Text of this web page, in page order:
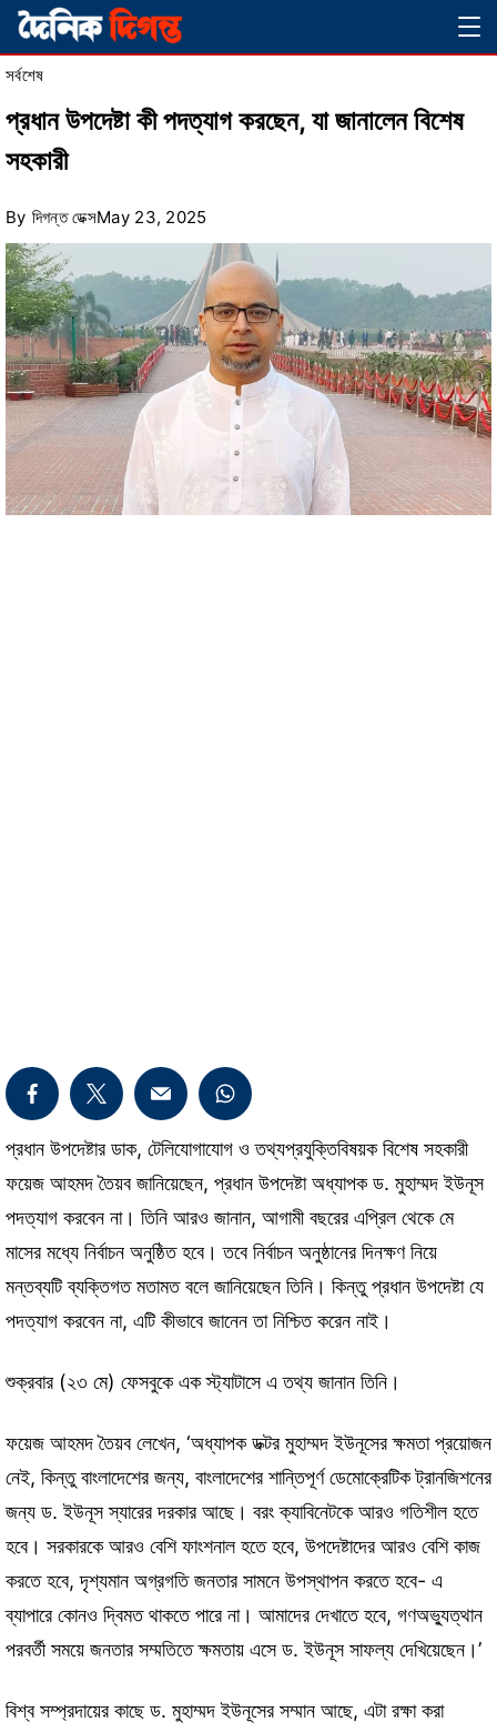
Skip
to
content
সর্বশেষ
প্রধান উপদেষ্টা কী পদত্যাগ করছেন, যা জানালেন বিশেষ
সহকারী
By দিগন্ত ডেক্সMay 23, 2025
প্রধান উপদেষ্টার ডাক, টেলিযোগাযোগ ও তথ্যপ্রযুক্তিবিষয়ক বিশেষ সহকারী
ফয়েজ আহমদ তৈয়ব জানিয়েছেন, প্রধান উপদেষ্টা অধ্যাপক ড. মুহাম্মদ ইউনূস
পদত্যাগ করবেন না। তিনি আরও জানান, আগামী বছরের এপ্রিল থেকে মে
মাসের মধ্যে নির্বাচন অনুষ্ঠিত হবে। তবে নির্বাচন অনুষ্ঠানের দিনক্ষণ নিয়ে
মন্তব্যটি ব্যক্তিগত মতামত বলে জানিয়েছেন তিনি। কিন্তু প্রধান উপদেষ্টা যে
পদত্যাগ করবেন না, এটি কীভাবে জানেন তা নিশ্চিত করেন নাই।
শুক্রবার (২৩ মে) ফেসবুকে এক স্ট্যাটাসে এ তথ্য জানান তিনি।
ফয়েজ আহমদ তৈয়ব লেখেন, ‘অধ্যাপক ডক্টর মুহাম্মদ ইউনূসের ক্ষমতা প্রয়োজন
নেই, কিন্তু বাংলাদেশের জন্য, বাংলাদেশের শান্তিপূর্ণ ডেমোক্রেটিক ট্রানজিশনের
জন্য ড. ইউনূস স্যারের দরকার আছে। বরং ক্যাবিনেটকে আরও গতিশীল হতে
হবে। সরকারকে আরও বেশি ফাংশনাল হতে হবে, উপদেষ্টাদের আরও বেশি কাজ
করতে হবে, দৃশ্যমান অগ্রগতি জনতার সামনে উপস্থাপন করতে হবে- এ
ব্যাপারে কোনও দ্বিমত থাকতে পারে না। আমাদের দেখাতে হবে, গণঅভ্যুত্থান
পরবর্তী সময়ে জনতার সম্মতিতে ক্ষমতায় এসে ড. ইউনূস সাফল্য দেখিয়েছেন।’
বিশ্ব সম্প্রদায়ের কাছে ড. মুহাম্মদ ইউনূসের সম্মান আছে, এটা রক্ষা করা